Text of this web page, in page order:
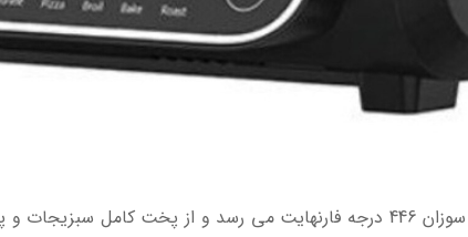
دمای سطح بالا: گریل سرخ کن هوا به دمای سطح سوزان 446 درجه فارنهایت می